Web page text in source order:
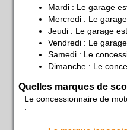
Mardi : Le garage
Mercredi : Le
Jeudi : Le garage
Vendredi : Le
Samedi : Le
Dimanche : Le
Quelles marques de
Le concessionnaire de
: